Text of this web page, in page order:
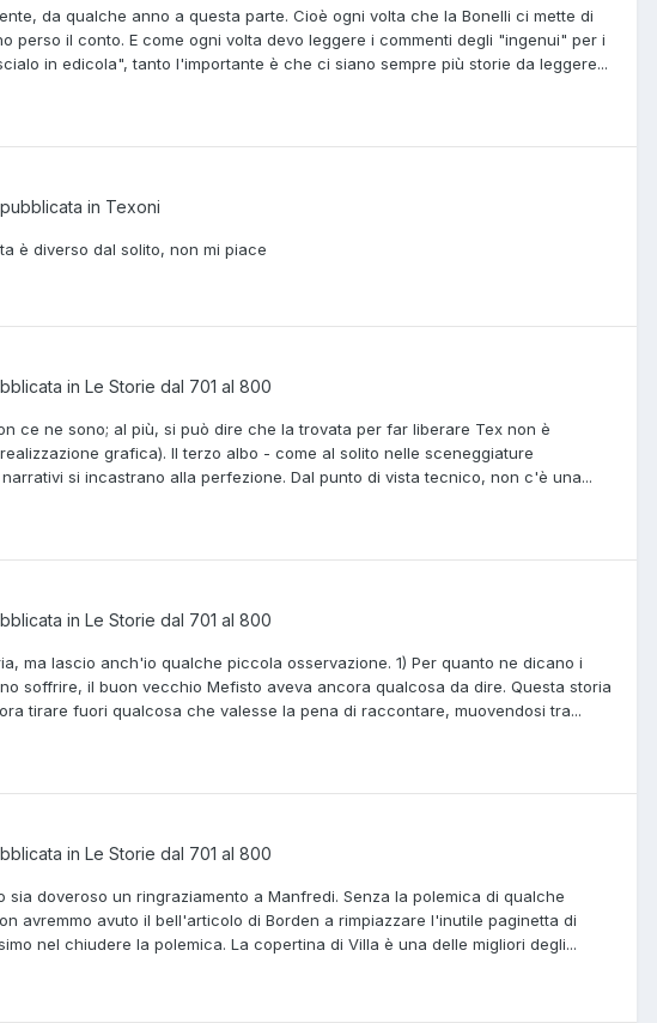
da qualche anno a questa parte. Cioè ogni volta che la Bonelli ci mette di
perso il conto. E come ogni volta devo leggere i commenti degli "ingenui" per i
in edicola", tanto l'importante è che ci siano sempre più storie da leggere...
pubblicata in Texoni
è diverso dal solito, non mi piace
in Le Storie dal 701 al 800
ce ne sono; al più, si può dire che la trovata per far liberare Tex non è
grafica). Il terzo albo - come al solito nelle sceneggiature
si incastrano alla perfezione. Dal punto di vista tecnico, non c'è una...
in Le Storie dal 701 al 800
ma lascio anch'io qualche piccola osservazione. 1) Per quanto ne dicano i
soffrire, il buon vecchio Mefisto aveva ancora qualcosa da dire. Questa storia
tirare fuori qualcosa che valesse la pena di raccontare, muovendosi tra...
in Le Storie dal 701 al 800
doveroso un ringraziamento a Manfredi. Senza la polemica di qualche
avremmo avuto il bell'articolo di Borden a rimpiazzare l'inutile paginetta di
nel chiudere la polemica. La copertina di Villa è una delle migliori degli...